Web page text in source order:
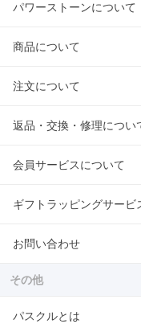
パワーストーンについて
商品について
注文について
返品・交換・修理につい
会員サービスについて
ギフトラッピングサービ
お問い合わせ
その他
パスクルとは